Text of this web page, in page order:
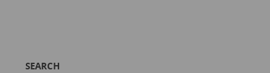
SEARCH